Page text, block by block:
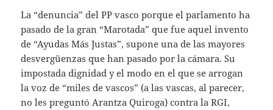
La “denuncia” del PP vasco porque el parlamento ha
pasado de la gran “Marotada” que fue aquel invento
de “Ayudas Más Justas”, supone una de las mayores
desvergüenzas que han pasado por la cámara. Su
impostada dignidad y el modo en el que se arrogan
la voz de “miles de vascos” (a las vascas, al parecer,
no les preguntó Arantza Quiroga) contra la RGI,